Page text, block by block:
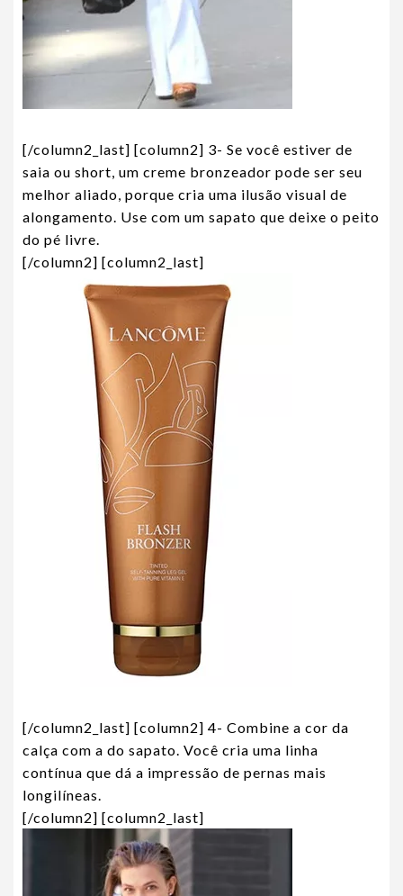
[/column2_last] [column2] 3- Se você estiver de
saia ou short, um creme bronzeador pode ser seu
melhor aliado, porque cria uma ilusão visual de
alongamento. Use com um sapato que deixe o peito
do pé livre.
[/column2] [column2_last]
[/column2_last] [column2] 4- Combine a cor da
calça com a do sapato. Você cria uma linha
contínua que dá a impressão de pernas mais
longilíneas.
[/column2] [column2_last]